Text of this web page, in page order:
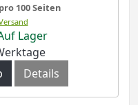
100 Seiten
Lager
Details